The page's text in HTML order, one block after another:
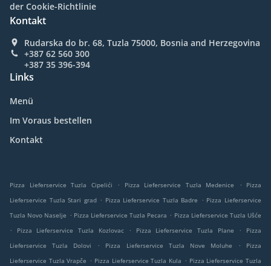
der Cookie-Richtlinie
Kontakt
Rudarska do br. 68, Tuzla 75000, Bosnia and Herzegovina
+387 62 560 300
+387 35 396-394
Links
Menü
Im Voraus bestellen
Kontakt
Pizza Lieferservice Tuzla Cipelići . Pizza Lieferservice Tuzla Medenice .
Pizza
Lieferservice Tuzla Stari grad . Pizza Lieferservice Tuzla Badre . Pizza Lieferservice
Tuzla Novo Naselje . Pizza Lieferservice Tuzla Pecara . Pizza Lieferservice Tuzla Ušće
.
Pizza Lieferservice Tuzla Kozlovac . Pizza Lieferservice Tuzla Plane .
Pizza
Lieferservice Tuzla Dolovi
. Pizza Lieferservice Tuzla Nove Moluhe .
Pizza
Lieferservice Tuzla Vrapče . Pizza Lieferservice Tuzla Kula . Pizza Lieferservice Tuzla